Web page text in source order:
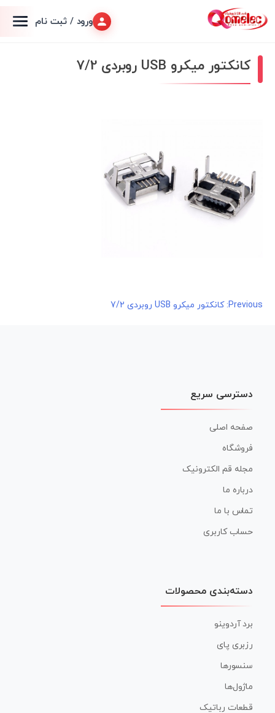
ورود / ثبت نام
کانکتور میکرو USB روبردی 7/2
راهبری
Previous: کانکتور میکرو USB روبردی 7/2
دسترسی سریع
صفحه اصلی
فروشگاه
مجله قم الکترونیک
درباره ما
تماس با ما
حساب کاربری
دسته‌بندی محصولات
برد آردوینو
رزبری پای
سنسورها
ماژول‌ها
قطعات رباتیک